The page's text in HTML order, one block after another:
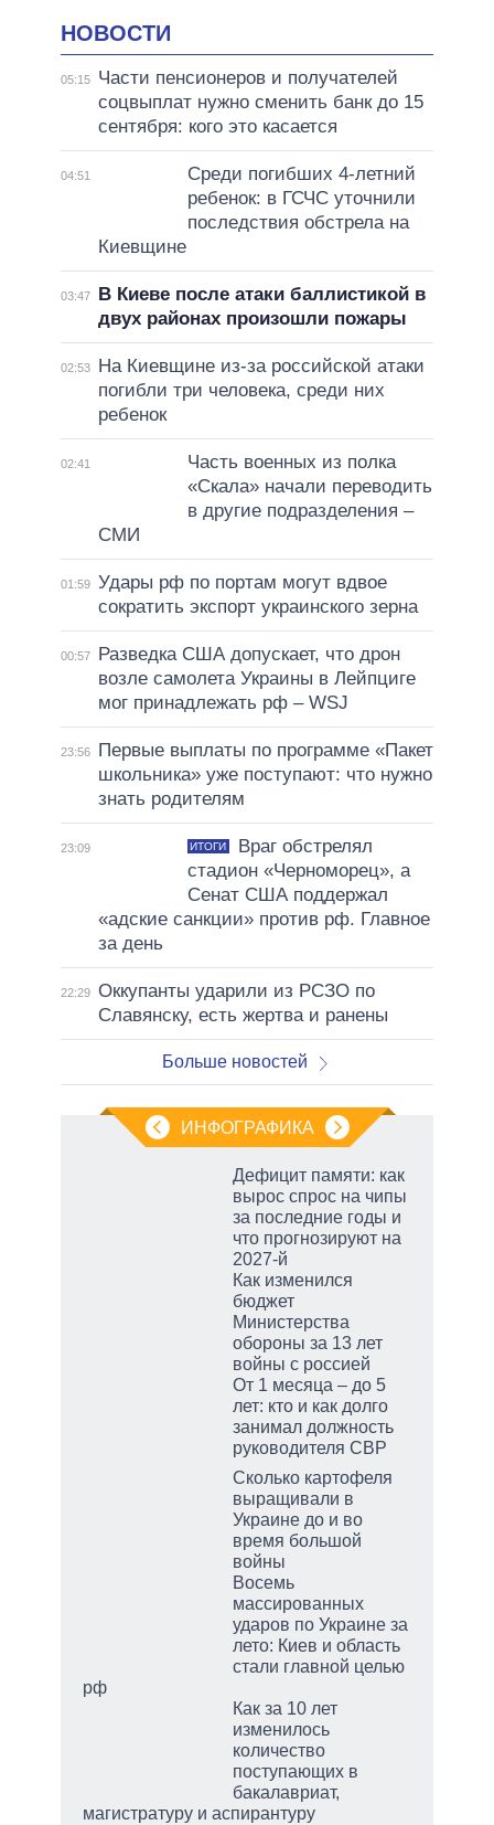
НОВОСТИ
05:15
Части пенсионеров и получателей
соцвыплат нужно сменить банк до 15
сентября: кого это касается
04:51
Среди погибших 4-летний
ребенок: в ГСЧС уточнили
последствия обстрела на
Киевщине
03:47
В Киеве после атаки баллистикой в
двух районах произошли пожары
02:53
На Киевщине из-за российской атаки
погибли три человека, среди них
ребенок
02:41
Часть военных из полка
«Скала» начали переводить
в другие подразделения –
СМИ
01:59 Удары рф по портам могут вдвое
сократить экспорт украинского зерна
00:57
Разведка США допускает, что дрон
возле самолета Украины в Лейпциге
мог принадлежать рф – WSJ
23:56
Первые выплаты по программе «Пакет
школьника» уже поступают: что нужно
знать родителям
23:09 ИТОГИ
Враг обстрелял
стадион «Черноморец», а
Сенат США поддержал
«адские санкции» против рф. Главное
за день
22:29 Оккупанты ударили из РСЗО по
Славянску, есть жертва и ранены
Больше новостей
ИНФОГРАФИКА
Дефицит памяти: как
вырос спрос на чипы
за последние годы и
что прогнозируют на
2027-й
Как изменился
бюджет
Министерства
обороны за 13 лет
войны с россией
От 1 месяца – до 5
лет: кто и как долго
занимал должность
руководителя СВР
Сколько картофеля
выращивали в
Украине до и во
время большой
войны
Восемь
массированных
ударов по Украине за
лето: Киев и область
стали главной целью
рф
Как за 10 лет
изменилось
количество
поступающих в
бакалавриат,
магистратуру и аспирантуру